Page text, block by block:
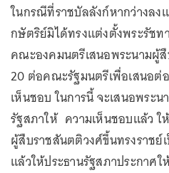
ในกรณีที่ราชบัลลังก์หากว่างลง
กษัตริย์มิได้ทรงแต่งตั้งพระรัช
คณะองคมนตรีเสนอพระนามผู้
20 ต่อคณะรัฐมนตรีเพื่อเสนอต่
เห็นชอบ ในการนี้ จะเสนอพระน
รัฐสภาให้ ความเห็นชอบแล้ว
ผู้สืบราชสันตติวงศ์ขึ้นทรงราช
แล้วให้ประธานรัฐสภาประกาศ